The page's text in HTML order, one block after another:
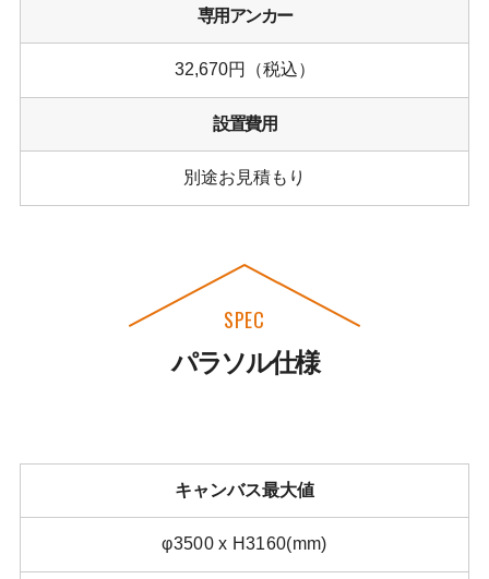
専用アンカー
32,670円（税込）
設置費用
別途お見積もり
SPEC
パラソル仕様
キャンバス最大値
φ3500 x H3160(mm)